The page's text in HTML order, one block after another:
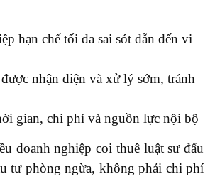
hạn chế tối đa sai sót dẫn đến vi
nhận diện và xử lý sớm, tránh
gian, chi phí và nguồn lực nội bộ
doanh nghiệp coi thuê luật sư đấu
tư phòng ngừa, không phải chi phí